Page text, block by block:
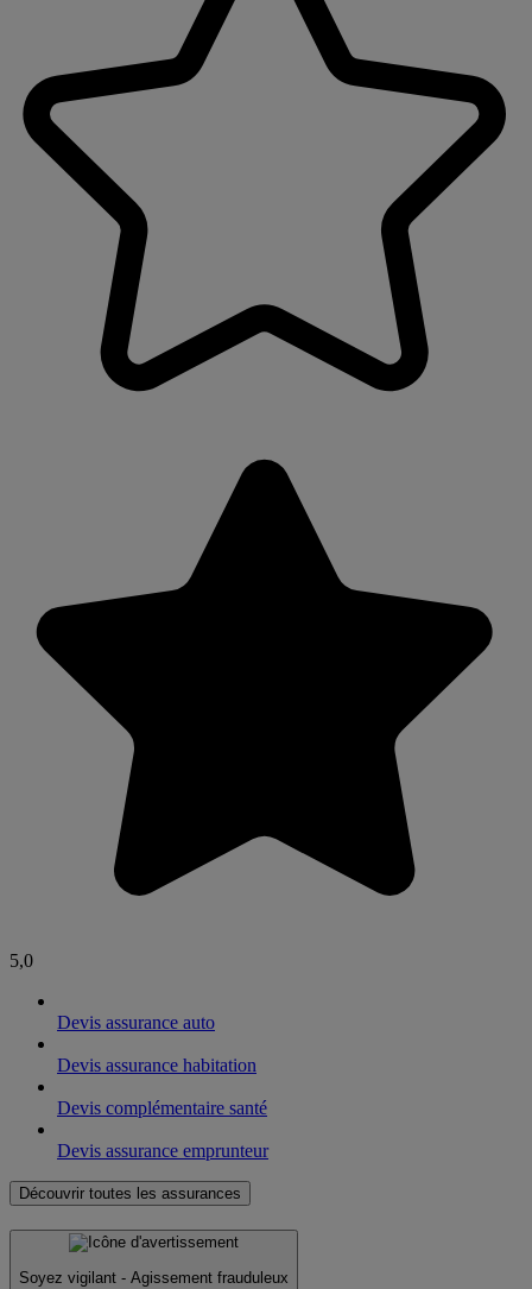
5,0
Devis assurance auto
Devis assurance habitation
Devis complémentaire santé
Devis assurance emprunteur
Découvrir toutes les assurances
Soyez vigilant - Agissement frauduleux